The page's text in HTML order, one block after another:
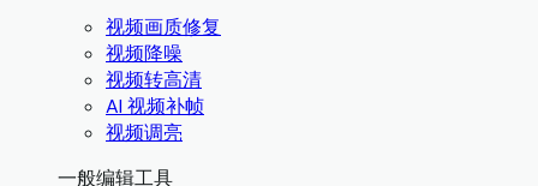
视频画质修复
视频降噪
视频转高清
AI 视频补帧
视频调亮
一般编辑工具